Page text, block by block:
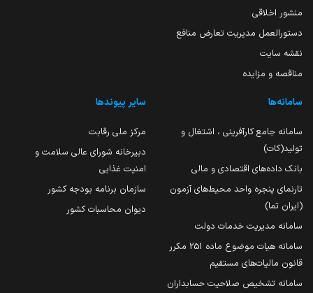
منشور اخلاقی
دستورالعمل مدیریت تعارض منافع
نقشه سایت
مناقصه و مزایده
سامانه‌ها
سامانه جامع کارآفرینی ، اشتغال و
تولید(کات)
بانک داده‌های اقتصادی و مالی
تارنمای پنجره واحد محیط‌های آزمون
(ایران تما)
سامانه مدیریت خدمات دولت
سامانه هیات موضوع ماده 251 مکرر
قانون مالیات‌های مستقیم
سامانه تشخیص صلاحیت حسابداران
سایر پیوندها
مرکز ملی رقابت
دبیرخانه شورای عالی سلامت و
امنیت غذایی
سازمان برنامه بودجه کشور
دیوان محاسبات کشور